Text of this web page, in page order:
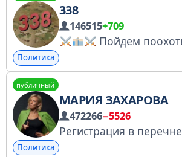
338
146515+709
Пойдем поохотимся ™ Для связи: @to338 Лицензия Роскомнадзора: https://
Политика
публичный
МАРИЯ ЗАХАРОВА
472266−5526
Политика